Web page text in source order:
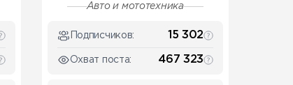
Авто и мототехника
Подписчиков: 15 302
Охват поста: 467 323